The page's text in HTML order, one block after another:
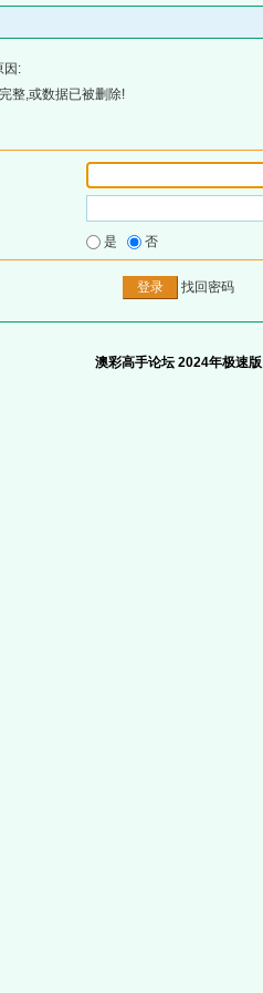
因:
整,或数据已被删除!
是 否
找回密码
澳彩高手论坛 2024年极速版